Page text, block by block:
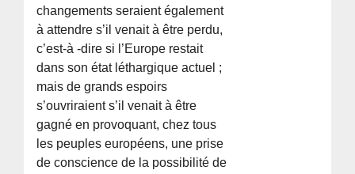
changements seraient également
à attendre s’il venait à être perdu,
c’est-à -dire si l’Europe restait
dans son état léthargique actuel ;
mais de grands espoirs
s’ouvriraient s’il venait à être
gagné en provoquant, chez tous
les peuples européens, une prise
de conscience de la possibilité de